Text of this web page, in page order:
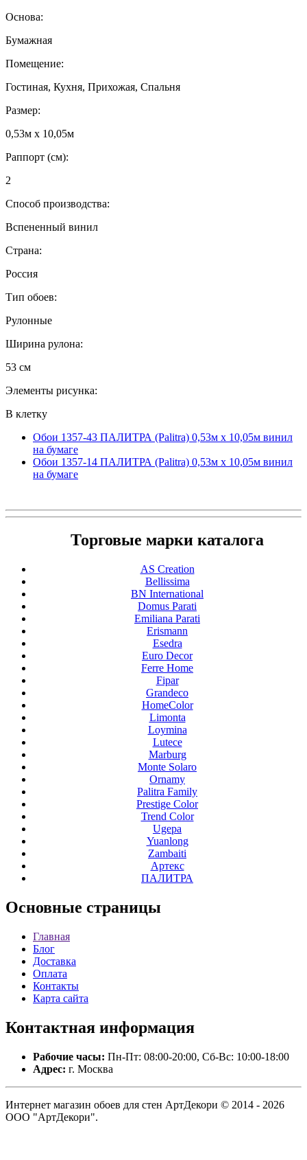
Основа:
Бумажная
Помещение:
Гостиная, Кухня, Прихожая, Спальня
Размер:
0,53м x 10,05м
Раппорт (см):
2
Способ производства:
Вспененный винил
Страна:
Россия
Тип обоев:
Рулонные
Ширина рулона:
53 см
Элементы рисунка:
В клетку
Обои 1357-43 ПАЛИТРА (Palitra) 0,53м x 10,05м винил
на бумаге
Обои 1357-14 ПАЛИТРА (Palitra) 0,53м x 10,05м винил
на бумаге
Торговые марки каталога
AS Creation
Bellissima
BN International
Domus Parati
Emiliana Parati
Erismann
Esedra
Euro Decor
Ferre Home
Fipar
Grandeco
HomeColor
Limonta
Loymina
Lutece
Marburg
Monte Solaro
Ornamy
Palitra Family
Prestige Color
Trend Color
Ugepa
Yuanlong
Zambaiti
Артекс
ПАЛИТРА
Основные страницы
Главная
Блог
Доставка
Оплата
Контакты
Карта сайта
Контактная информация
Рабочие часы: Пн-Пт: 08:00-20:00, Сб-Вс: 10:00-18:00
Адрес: г. Москва
Интернет магазин обоев для стен АртДекори © 2014 - 2026
ООО "АртДекори".